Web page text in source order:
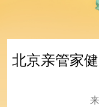
北京亲管家